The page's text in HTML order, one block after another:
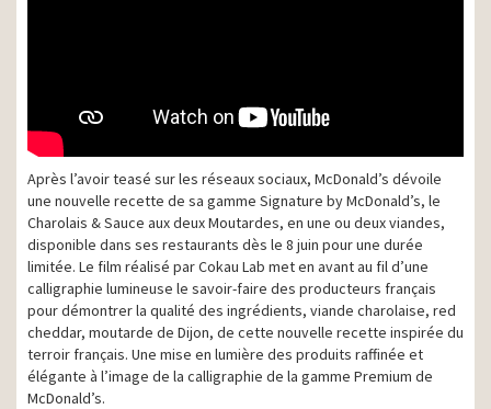
Après l’avoir teasé sur les réseaux sociaux, McDonald’s dévoile
une nouvelle recette de sa gamme Signature by McDonald’s, le
Charolais & Sauce aux deux Moutardes, en une ou deux viandes,
disponible dans ses restaurants dès le 8 juin pour une durée
limitée. Le film réalisé par Cokau Lab met en avant au fil d’une
calligraphie lumineuse le savoir-faire des producteurs français
pour démontrer la qualité des ingrédients, viande charolaise, red
cheddar, moutarde de Dijon, de cette nouvelle recette inspirée du
terroir français. Une mise en lumière des produits raffinée et
élégante à l’image de la calligraphie de la gamme Premium de
McDonald’s.